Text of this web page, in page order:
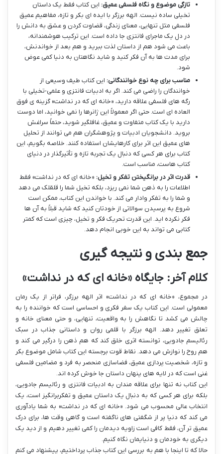
تازگی موضوع و نگاه فلسفی عمیق: این کتاب فقط یک داستان
تخیلی ساده نیست. الهه برزگر با ایده ای بکر و تازه، مفاهیم عمیق
فلسفی مثل تنهایی، معنای زندگی، قضاوت کردن و عشق به دانش را
در دل یک ماجرای فانتزی جا داده است. این ترکیب هوشمندانه،
باعث می شود هم از داستان لذت ببرید و هم بعد از خواندنش،
برای مدت ها به آن فکر کنید و شاید نگاهتان به دنیا کمی عوض
شود.
مناسب برای چه نوع خوانندگانی: این کتاب طیف وسیعی از
خوانندگان را راضی می کند. اگر به ادبیات فانتزی و علمی-تخیلی با
رگه های فلسفی علاقه دارید، «خانه ای که در نداشت» گزینه ی فوق
العاده ای است. حتی اگر معمولاً این ژانرها را نمی خوانید، اما دوست
دارید با یک کتاب متفاوت و عمیق، غافلگیر شوید، حتماً سراغش
بروید. دانشجویان ادبیات و پژوهشگران هم می توانند از تحلیل
های عمیق این اثر برای کارهایشان استفاده کنند. خلاصه بگویم، این
کتاب برای هر کسی که دنبال یک تجربه تازه و تأثیرگذار در دنیای
کتاب هاست، مناسب است.
قدرت اثر در برانگیختن تفکر و تخیل: «خانه ای که در نداشت» فقط
اطلاعات را به ذهن شما نمی ریزد، بلکه تخیل شما را قلقلک می دهد
و شما را به تفکر وادار می کند. با خواندن این کتاب، ممکن است
شروع به پرسیدن سوالاتی از خودتان کنید که شاید قبلاً به آن ها
فکر نکرده اید. این قدرت تحریک فکر و تخیل، چیزی است که کمتر
کتابی می تواند به این خوبی انجام دهد.
جمع بندی و نتیجه گیری
کلام آخر: جایگاه «خانه ای که در نداشت»
در مجموع، «خانه ای که در نداشت» اثر الهه برزگر، فراتر از یک رمان
معمولی است. این کتاب یک سفر فکری و احساسی است که خواننده را به
چالش می کشد تا نگاهش را به واقعیت، تنهایی، و حتی معنای خانه و
تعلق تغییر دهد. الهه برزگر با قلمی روان و داستانی جذاب در سبک
رئالیسم جادویی، توانسته اثری خلق کند که هم ذهن را درگیر می کند و
هم روح را نوازش می دهد. نقاط قوت برجسته این کتاب شامل موضوع بکر
و تازه، شخصیت پردازی عمیق، فضاسازی منحصر به فرد و مضامین فلسفی
غنی است که در لایه های پنهان داستان جا خوش کرده اند.
این کتاب نه تنها برای علاقه مندان به ادبیات فانتزی و رئالیسم جادویی،
بلکه برای هر کسی که به دنبال یک داستان عمیق و تفکربرانگیز است، یک
انتخاب عالی محسوب می شود. «خانه ای که در نداشت» به شما یادآوری
می کند که دنیا پر از شگفتی های ناگفته است و گاهی وقت ها، برای درک
عمیق تر آن، فقط کافی است زاویه دیدمان را کمی تغییر دهیم و از دید یک
دیگری به خودمان و دنیایمان نگاه کنیم.
حالا که تا اینجا با هم به بررسی این کتاب جذاب پرداختیم، پیشنهاد می کنم